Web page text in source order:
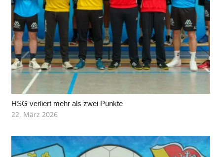
HSG verliert mehr als zwei Punkte
22. März 2026